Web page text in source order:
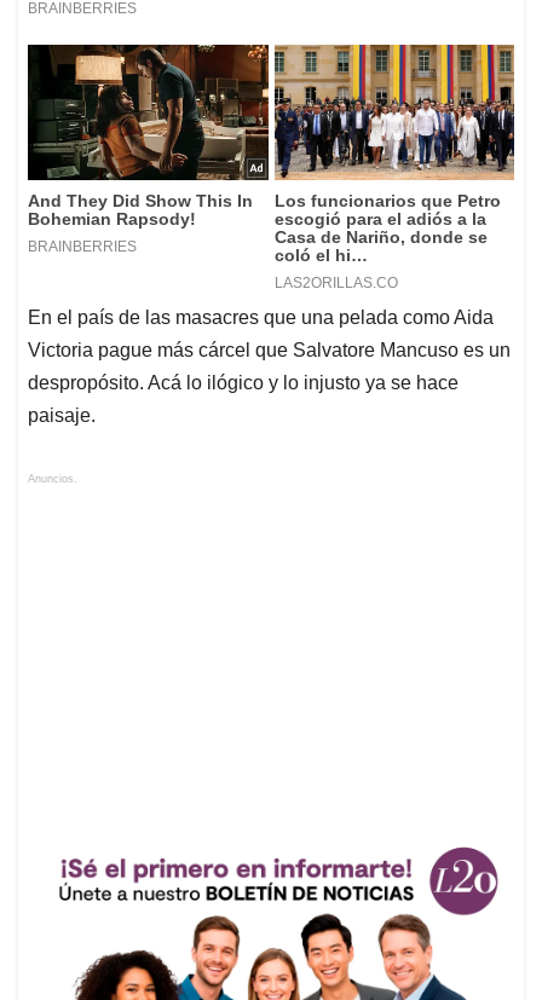
En el país de las masacres que una pelada como Aida
Victoria pague más cárcel que Salvatore Mancuso es un
despropósito. Acá lo ilógico y lo injusto ya se hace
paisaje.
Anuncios.